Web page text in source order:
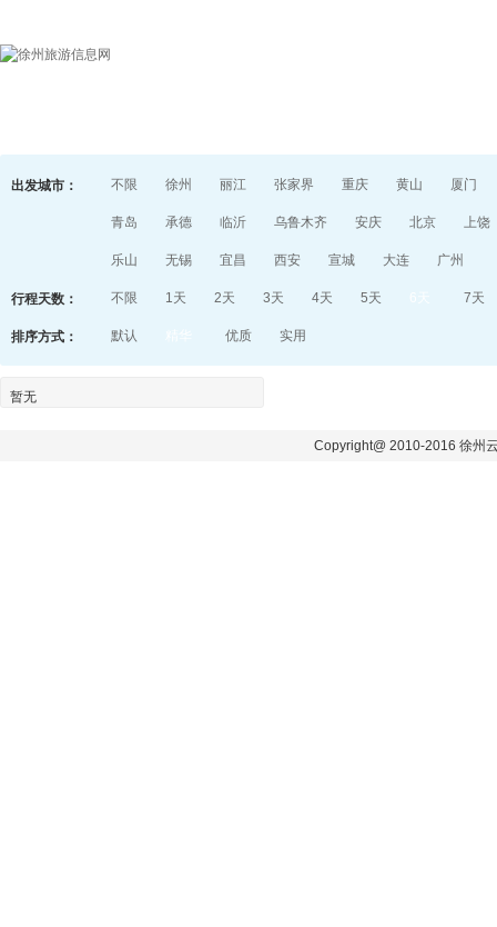
出发城市： 不限 徐州 丽江 张家界 重庆 黄山 厦门
青岛 承德 临沂 乌鲁木齐 安庆 北京 上饶
乐山 无锡 宜昌 西安 宣城 大连 广州
行程天数： 不限 1天 2天 3天 4天 5天 7天
排序方式： 默认 优质 实用
暂无
Copyright@ 2010-2016 徐州